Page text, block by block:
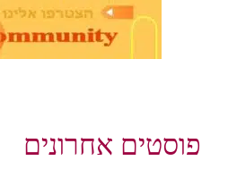
פוסטים אחרונים